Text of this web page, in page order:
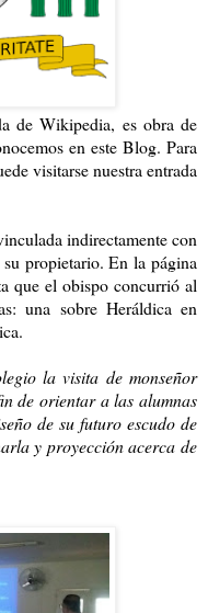
de Wikipedia, es obra de
en este Blog. Para
visitarse nuestra entrada
indirectamente con
propietario. En la página
que el obispo concurrió al
una sobre Heráldica en
la visita de monseñor
de orientar a las alumnas
de su futuro escudo de
y proyección acerca de